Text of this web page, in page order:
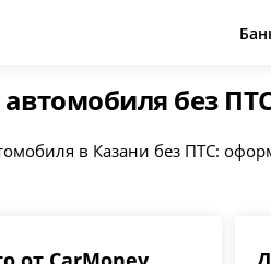
без
в Казани без ПТС: